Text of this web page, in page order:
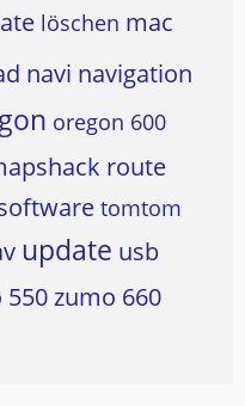
löschen mac
navi navigation
oregon 600
route
tomtom
update usb
550zumo 660